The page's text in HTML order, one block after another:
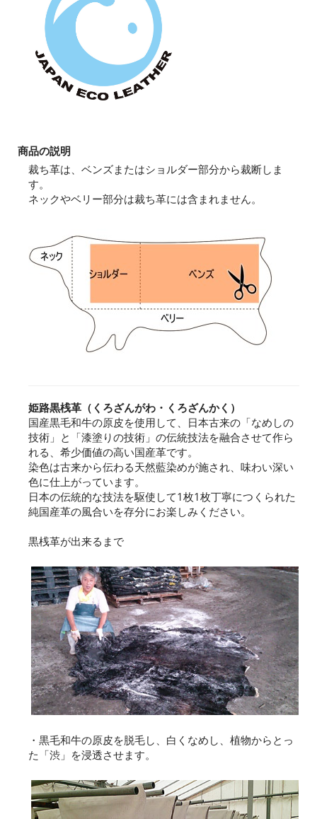
商品の説明
裁ち革は、ベンズまたはショルダー部分から裁断しま
す。
ネックやベリー部分は裁ち革には含まれません。
姫路黒桟革（くろざんがわ・くろざんかく）
国産黒毛和牛の原皮を使用して、日本古来の「なめしの
技術」と「漆塗りの技術」の伝統技法を融合させて作ら
れる、希少価値の高い国産革です。
染色は古来から伝わる天然藍染めが施され、味わい深い
色に仕上がっています。
日本の伝統的な技法を駆使して1枚1枚丁寧につくられた
純国産革の風合いを存分にお楽しみください。
黒桟革が出来るまで
・黒毛和牛の原皮を脱毛し、白くなめし、植物からとっ
た「渋」を浸透させます。